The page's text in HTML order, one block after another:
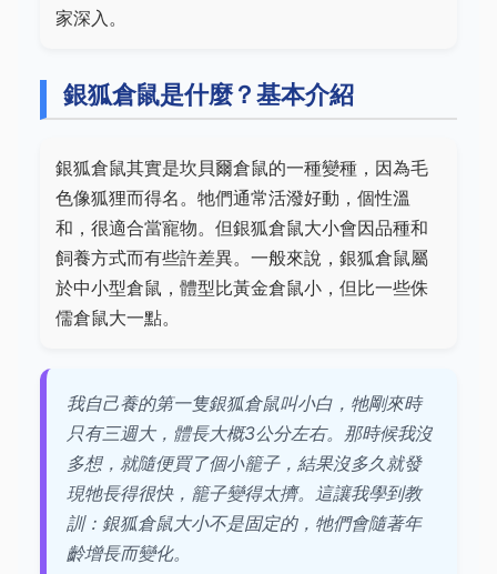
家深入。
銀狐倉鼠是什麼？基本介紹
銀狐倉鼠其實是坎貝爾倉鼠的一種變種，因為毛
色像狐狸而得名。牠們通常活潑好動，個性溫
和，很適合當寵物。但銀狐倉鼠大小會因品種和
飼養方式而有些許差異。一般來說，銀狐倉鼠屬
於中小型倉鼠，體型比黃金倉鼠小，但比一些侏
儒倉鼠大一點。
我自己養的第一隻銀狐倉鼠叫小白，牠剛來時
只有三週大，體長大概3公分左右。那時候我沒
多想，就隨便買了個小籠子，結果沒多久就發
現牠長得很快，籠子變得太擠。這讓我學到教
訓：銀狐倉鼠大小不是固定的，牠們會隨著年
齡增長而變化。